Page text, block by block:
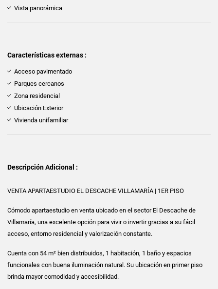
Vista panorámica
Características externas :
Acceso pavimentado
Parques cercanos
Zona residencial
Ubicación Exterior
Vivienda unifamiliar
Descripción Adicional :
VENTA APARTAESTUDIO EL DESCACHE VILLAMARÍA | 1ER PISO
Cómodo apartaestudio en venta ubicado en el sector El Descache de
Villamaría, una excelente opción para vivir o invertir gracias a su fácil
acceso, entorno residencial y valorización constante.
Cuenta con 54 m² bien distribuidos, 1 habitación, 1 baño y espacios
funcionales con buena iluminación natural. Su ubicación en primer piso
brinda mayor comodidad y accesibilidad.